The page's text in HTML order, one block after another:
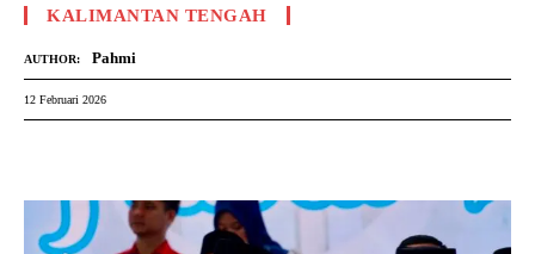
KALIMANTAN TENGAH
AUTHOR: Pahmi
12 Februari 2026